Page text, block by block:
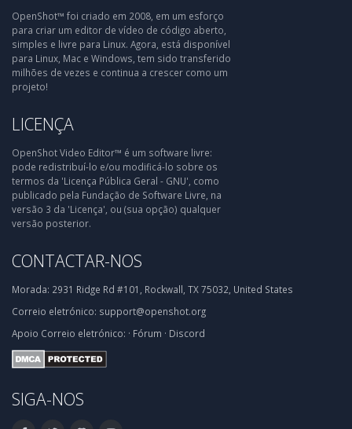
OpenShot™ foi criado em 2008, em um esforço
para criar um editor de vídeo de código aberto,
simples e livre para Linux. Agora, está disponível
para Linux, Mac e Windows, tem sido transferido
milhões de vezes e continua a crescer como um
projeto!
LICENÇA
OpenShot Video Editor™ é um software livre:
pode redistribuí-lo e/ou modificá-lo sobre os
termos da 'Licença Pública Geral - GNU', como
publicado pela Fundação de Software Livre, na
versão 3 da 'Licença', ou (sua opção) qualquer
versão posterior.
CONTACTAR-NOS
Morada: 2931 Ridge Rd #101, Rockwall, TX 75032, United States
Correio eletrónico: support@openshot.org
Apoio Correio eletrónico: · Fórum · Discord
SIGA-NOS